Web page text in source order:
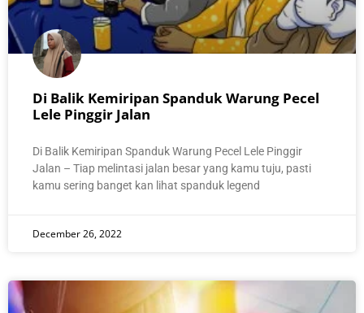
Di Balik Kemiripan Spanduk Warung Pecel
Lele Pinggir Jalan
Di Balik Kemiripan Spanduk Warung Pecel Lele Pinggir
Jalan – Tiap melintasi jalan besar yang kamu tuju, pasti
kamu sering banget kan lihat spanduk legend
December 26, 2022